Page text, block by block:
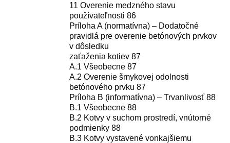
11 Overenie medzného stavu
používateľnosti 86
Príloha A (normatívna) – Dodatočné
pravidlá pre overenie betónových prvkov
v dôsledku
zaťaženia kotiev 87
A.1 Všeobecne 87
A.2 Overenie šmykovej odolnosti
betónového prvku 87
Príloha B (informatívna) – Trvanlivosť 88
B.1 Všeobecne 88
B.2 Kotvy v suchom prostredí, vnútorné
podmienky 88
B.3 Kotvy vystavené vonkajšiemu